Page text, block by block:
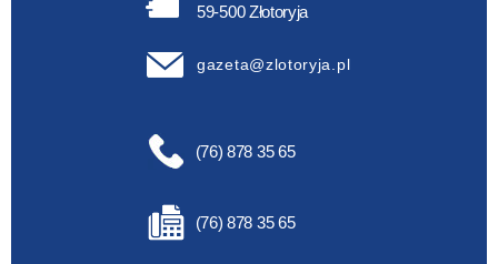
59-500 Złotoryja
gazeta@zlotoryja.pl
(76) 878 35 65
(76) 878 35 65